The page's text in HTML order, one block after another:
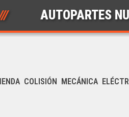
AUTOPARTES NUEVAS
COLISIÓN MECÁNICA